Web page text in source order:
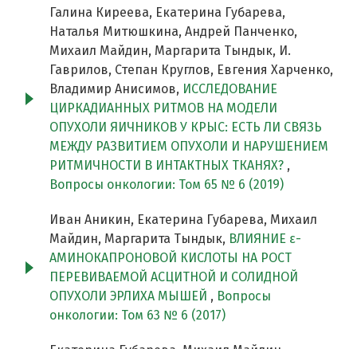
Галина Киреева, Екатерина Губарева,
Наталья Митюшкина, Андрей Панченко,
Михаил Майдин, Маргарита Тындык, И.
Гаврилов, Степан Круглов, Евгения Харченко,
Владимир Анисимов, ИССЛЕДОВАНИЕ
ЦИРКАДИАННЫХ РИТМОВ НА МОДЕЛИ
ОПУХОЛИ ЯИЧНИКОВ У КРЫС: ЕСТЬ ЛИ СВЯЗЬ
МЕЖДУ РАЗВИТИЕМ ОПУХОЛИ И НАРУШЕНИЕМ
РИТМИЧНОСТИ В ИНТАКТНЫХ ТКАНЯХ? ,
Вопросы онкологии: Том 65 № 6 (2019)
Иван Аникин, Екатерина Губарева, Михаил
Майдин, Маргарита Тындык, ВЛИЯНИЕ ε-
АМИНОКАПРОНОВОЙ КИСЛОТЫ НА РОСТ
ПЕРЕВИВАЕМОЙ АСЦИТНОЙ И СОЛИДНОЙ
ОПУХОЛИ ЭРЛИХА МЫШЕЙ , Вопросы
онкологии: Том 63 № 6 (2017)